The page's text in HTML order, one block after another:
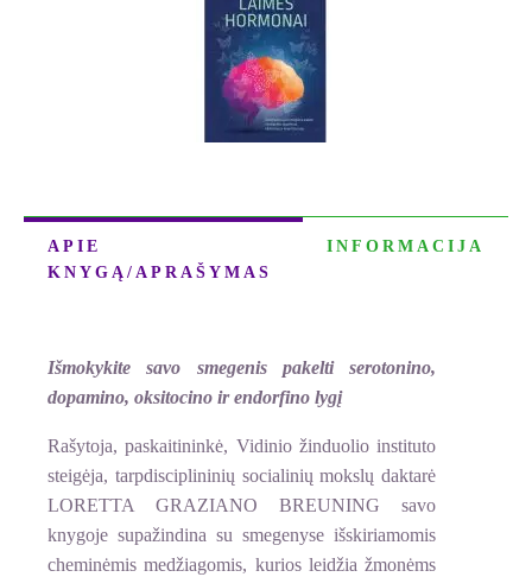
APIE
KNYGĄ/APRAŠYMAS
INFORMACIJA
Išmokykite savo smegenis pakelti serotonino,
dopamino, oksitocino ir endorfino lygį
Rašytoja, paskaitininkė, Vidinio žinduolio instituto
steigėja, tarpdisciplininių socialinių mokslų daktarė
LORETTA GRAZIANO BREUNING savo
knygoje supažindina su smegenyse išskiriamomis
cheminėmis medžiagomis, kurios leidžia žmonėms